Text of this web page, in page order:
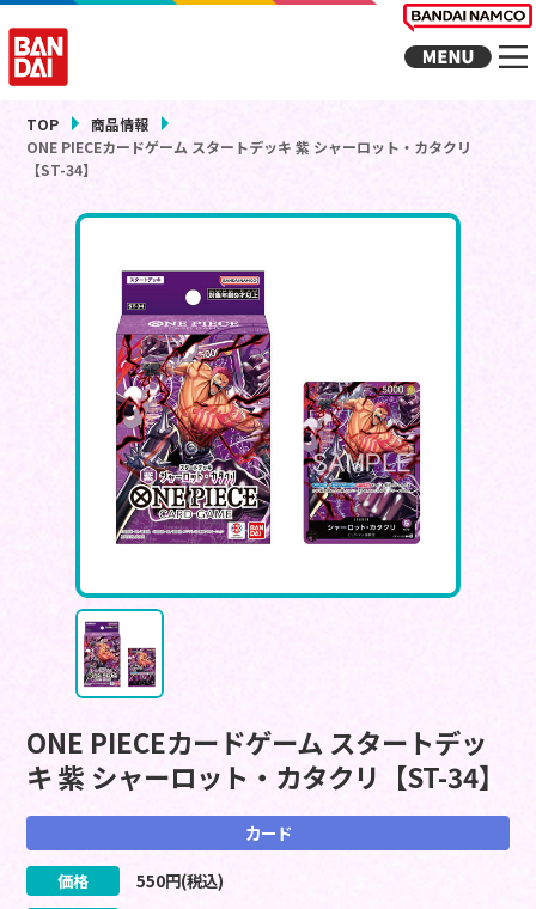
TOP
商品情報
ONE PIECEカードゲーム スタートデッキ 紫 シャーロット・カタクリ
【ST-34】
ONE PIECEカードゲーム スタートデッ
キ 紫 シャーロット・カタクリ【ST-34】
カード
価格 550円(税込)